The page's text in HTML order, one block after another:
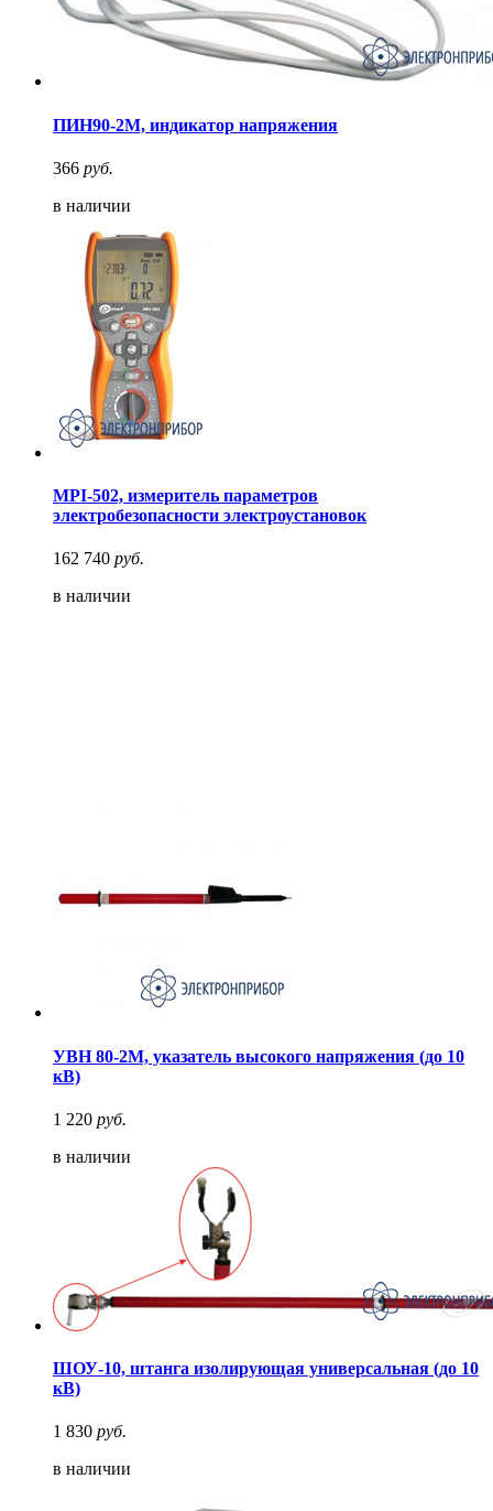
ПИН90-2М, индикатор напряжения
366 руб.
в наличии
MPI-502, измеритель параметров
электробезопасности электроустановок
162 740 руб.
в наличии
УВН 80-2М, указатель высокого напряжения (до 10
кВ)
1 220 руб.
в наличии
ШОУ-10, штанга изолирующая универсальная (до 10
кВ)
1 830 руб.
в наличии